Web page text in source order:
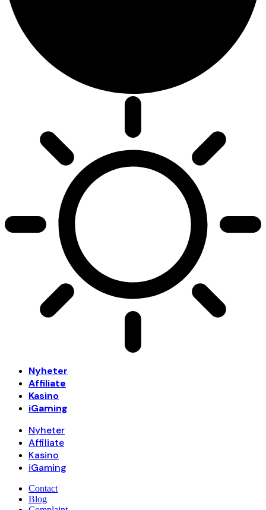
Nyheter
Affiliate
Kasino
iGaming
Nyheter
Affiliate
Kasino
iGaming
Contact
Blog